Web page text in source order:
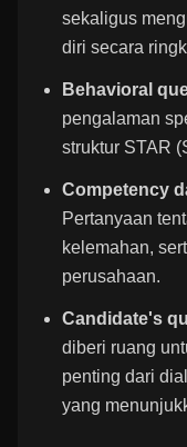
sekaligus
diri secara
Behavioral
pengalaman
struktur STAR
Competency
Pertanyaan
kelemahan,
perusahaan.
Candidate's
diberi ruang
penting dari
yang